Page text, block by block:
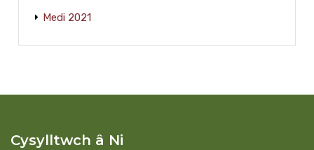
Medi 2021
Cysylltwch â Ni